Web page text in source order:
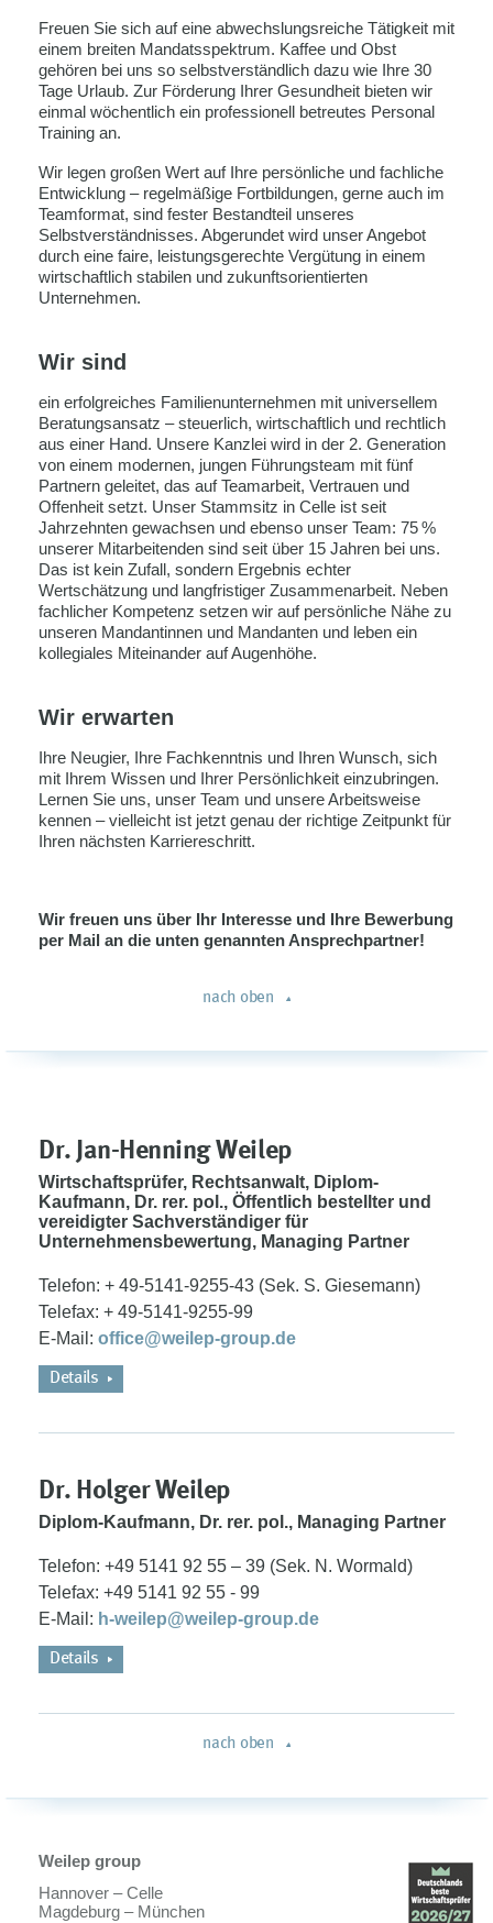
Freuen Sie sich auf eine abwechslungsreiche Tätigkeit mit
einem breiten Mandatsspektrum. Kaffee und Obst
gehören bei uns so selbstverständlich dazu wie Ihre 30
Tage Urlaub. Zur Förderung Ihrer Gesundheit bieten wir
einmal wöchentlich ein professionell betreutes Personal
Training an.
Wir legen großen Wert auf Ihre persönliche und fachliche
Entwicklung – regelmäßige Fortbildungen, gerne auch im
Teamformat, sind fester Bestandteil unseres
Selbstverständnisses. Abgerundet wird unser Angebot
durch eine faire, leistungsgerechte Vergütung in einem
wirtschaftlich stabilen und zukunftsorientierten
Unternehmen.
Wir sind
ein erfolgreiches Familienunternehmen mit universellem
Beratungsansatz – steuerlich, wirtschaftlich und rechtlich
aus einer Hand. Unsere Kanzlei wird in der 2. Generation
von einem modernen, jungen Führungsteam mit fünf
Partnern geleitet, das auf Teamarbeit, Vertrauen und
Offenheit setzt. Unser Stammsitz in Celle ist seit
Jahrzehnten gewachsen und ebenso unser Team: 75 %
unserer Mitarbeitenden sind seit über 15 Jahren bei uns.
Das ist kein Zufall, sondern Ergebnis echter
Wertschätzung und langfristiger Zusammenarbeit. Neben
fachlicher Kompetenz setzen wir auf persönliche Nähe zu
unseren Mandantinnen und Mandanten und leben ein
kollegiales Miteinander auf Augenhöhe.
Wir erwarten
Ihre Neugier, Ihre Fachkenntnis und Ihren Wunsch, sich
mit Ihrem Wissen und Ihrer Persönlichkeit einzubringen.
Lernen Sie uns, unser Team und unsere Arbeitsweise
kennen – vielleicht ist jetzt genau der richtige Zeitpunkt für
Ihren nächsten Karriereschritt.
Wir freuen uns über Ihr Interesse und Ihre Bewerbung
per Mail an die unten genannten Ansprechpartner!
nach oben
Dr. Jan-Henning Weilep
Wirtschaftsprüfer, Rechtsanwalt, Diplom-
Kaufmann, Dr. rer. pol., Öffentlich bestellter und
vereidigter Sachverständiger für
Unternehmensbewertung, Managing Partner
Telefon: + 49-5141-9255-43 (Sek. S. Giesemann)
Telefax: + 49-5141-9255-99
E-Mail: office@weilep-group.de
Details
Dr. Holger Weilep
Diplom-Kaufmann, Dr. rer. pol., Managing Partner
Telefon: +49 5141 92 55 – 39 (Sek. N. Wormald)
Telefax: +49 5141 92 55 - 99
E-Mail: h-weilep@weilep-group.de
Details
nach oben
Weilep group
Hannover – Celle
Magdeburg – München